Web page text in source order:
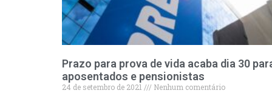
Prazo para prova de vida acaba dia 30
aposentados e pensionistas
24 de setembro de 2021
Nenhum comentário